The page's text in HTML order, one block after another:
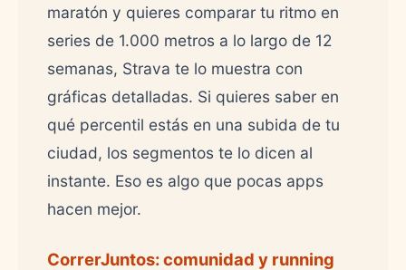
maratón y quieres comparar tu ritmo en
series de 1.000 metros a lo largo de 12
semanas, Strava te lo muestra con
gráficas detalladas. Si quieres saber en
qué percentil estás en una subida de tu
ciudad, los segmentos te lo dicen al
instante. Eso es algo que pocas apps
hacen mejor.
CorrerJuntos: comunidad y running